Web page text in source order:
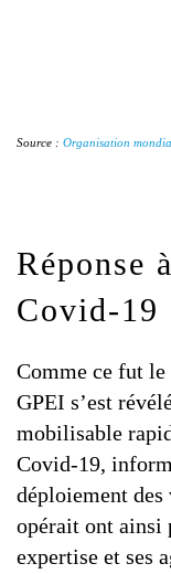
Source : Organisation
Réponse
Covid-19
Comme ce fut le
GPEI s’est
mobilisable
Covid-19,
déploiement des
opérait ont ainsi
expertise et ses